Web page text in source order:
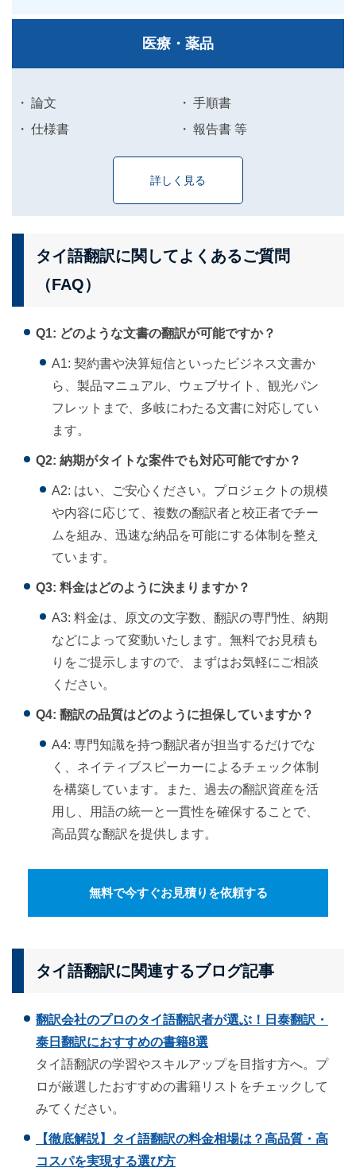
医療・薬品
論文
手順書
仕様書
報告書 等
詳しく見る
タイ語翻訳に関してよくあるご質問
（FAQ）
Q1: どのような文書の翻訳が可能ですか？
A1: 契約書や決算短信といったビジネス文書か
ら、製品マニュアル、ウェブサイト、観光パン
フレットまで、多岐にわたる文書に対応してい
ます。
Q2: 納期がタイトな案件でも対応可能ですか？
A2: はい、ご安心ください。プロジェクトの規模
や内容に応じて、複数の翻訳者と校正者でチー
ムを組み、迅速な納品を可能にする体制を整え
ています。
Q3: 料金はどのように決まりますか？
A3: 料金は、原文の文字数、翻訳の専門性、納期
などによって変動いたします。無料でお見積も
りをご提示しますので、まずはお気軽にご相談
ください。
Q4: 翻訳の品質はどのように担保していますか？
A4: 専門知識を持つ翻訳者が担当するだけでな
く、ネイティブスピーカーによるチェック体制
を構築しています。また、過去の翻訳資産を活
用し、用語の統一と一貫性を確保することで、
高品質な翻訳を提供します。
無料で今すぐお見積りを依頼する
タイ語翻訳に関連するブログ記事
翻訳会社のプロのタイ語翻訳者が選ぶ！日泰翻訳・
泰日翻訳におすすめの書籍8選
タイ語翻訳の学習やスキルアップを目指す方へ。プ
ロが厳選したおすすめの書籍リストをチェックして
みてください。
【徹底解説】タイ語翻訳の料金相場は？高品質・高
コスパを実現する選び方